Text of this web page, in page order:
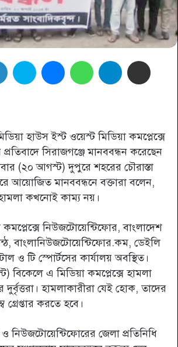
LinkedInSkype MessengerWhatsAppTelegram
হাউস ইস্ট ওয়েস্ট মিডিয়া কমপ্লেক্সে
সিরাজগঞ্জে মানববন্ধন করেছেন
(২০ আগস্ট) দুপুরে শহরের চৌরাস্তা
আয়োজিত মানববন্ধনে বক্তারা বলেন,
কখনোই কাম্য নয়।
নিউজটোয়েন্টিফোর, বাংলাদেশ
বাংলানিউজটোয়েন্টিফোর.কম, ডেইলি
ও টি স্পোর্টসের কার্যালয় অবস্থিত।
এ মিডিয়া কমপ্লেক্সে হামলা
হামলাকারীরা যেই হোক, তাদের
গ্রেপ্তার করতে হবে।
ও নিউজটোয়েন্টিফোরের জেলা প্রতিনিধি